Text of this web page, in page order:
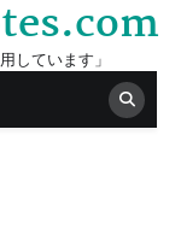
しています」